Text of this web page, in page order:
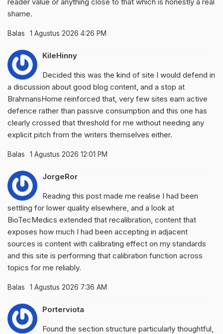
shame.
Balas 1 Agustus 2026 4:26 PM
KileHinny
Decided this was the kind of site I would defend in
a discussion about good blog content, and a stop at
BrahmansHome reinforced that, very few sites earn active
defence rather than passive consumption and this one has
clearly crossed that threshold for me without needing any
explicit pitch from the writers themselves either.
Balas 1 Agustus 2026 12:01 PM
JorgeRor
Reading this post made me realise I had been
settling for lower quality elsewhere, and a look at
BioTecMedics extended that recalibration, content that
exposes how much I had been accepting in adjacent
sources is content with calibrating effect on my standards
and this site is performing that calibration function across
topics for me reliably.
Balas 1 Agustus 2026 7:36 AM
Porterviota
Found the section structure particularly thoughtful,